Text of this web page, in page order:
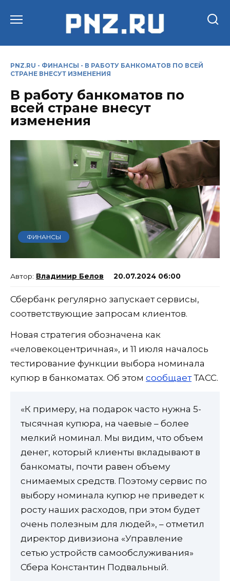
PNZ.RU - ФИНАНСЫ - В РАБОТУ БАНКОМАТОВ ПО ВСЕЙ
СТРАНЕ ВНЕСУТ ИЗМЕНЕНИЯ
В работу банкоматов по
всей стране внесут
изменения
ФИНАНСЫ
Владимир Белов 20.07.2024 06:00
Сбербанк регулярно запускает сервисы,
соответствующие запросам клиентов.
Новая стратегия обозначена как
«человекоцентричная», и 11 июля началось
тестирование функции выбора номинала
купюр в банкоматах. Об этом сообщаетТАСС.
«К примеру, на подарок часто нужна 5-
тысячная купюра, на чаевые – более
мелкий номинал. Мы видим, что объем
денег, который клиенты вкладывают в
банкоматы, почти равен объему
снимаемых средств. Поэтому сервис по
выбору номинала купюр не приведет к
росту наших расходов, при этом будет
очень полезным для людей», – отметил
директор дивизиона «Управление
сетью устройств самообслуживания»
Сбера Константин Подвальный.